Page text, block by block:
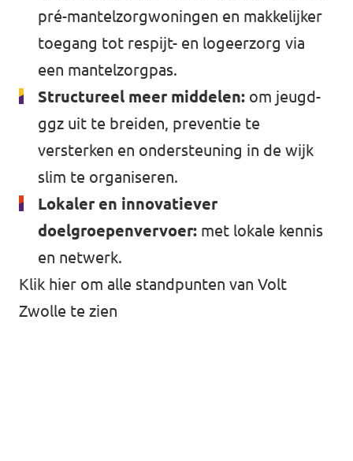
pré-mantelzorgwoningen en makkelijker
toegang tot respijt- en logeerzorg via
een mantelzorgpas.
Structureel meer middelen: om jeugd-
ggz uit te breiden, preventie te
versterken en ondersteuning in de wijk
slim te organiseren.
Lokaler en innovatiever
doelgroepenvervoer: met lokale kennis
en netwerk.
Klik hier om alle standpunten van Volt
Zwolle te zien